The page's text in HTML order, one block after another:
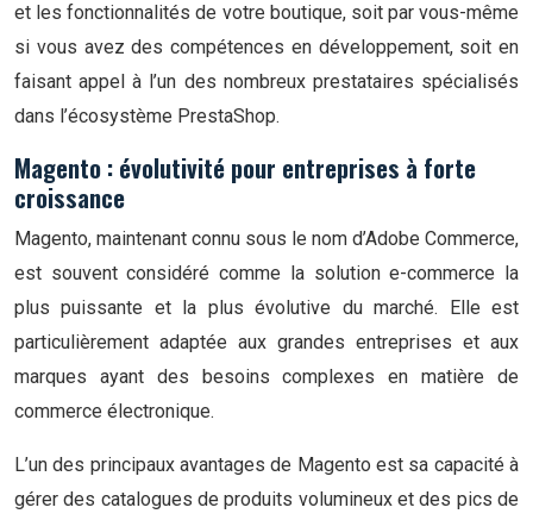
et les fonctionnalités de votre boutique, soit par vous-même
si vous avez des compétences en développement, soit en
faisant appel à l’un des nombreux prestataires spécialisés
dans l’écosystème PrestaShop.
Magento : évolutivité pour entreprises à forte
croissance
Magento, maintenant connu sous le nom d’Adobe Commerce,
est souvent considéré comme la solution e-commerce la
plus puissante et la plus évolutive du marché. Elle est
particulièrement adaptée aux grandes entreprises et aux
marques ayant des besoins complexes en matière de
commerce électronique.
L’un des principaux avantages de Magento est sa capacité à
gérer des catalogues de produits volumineux et des pics de